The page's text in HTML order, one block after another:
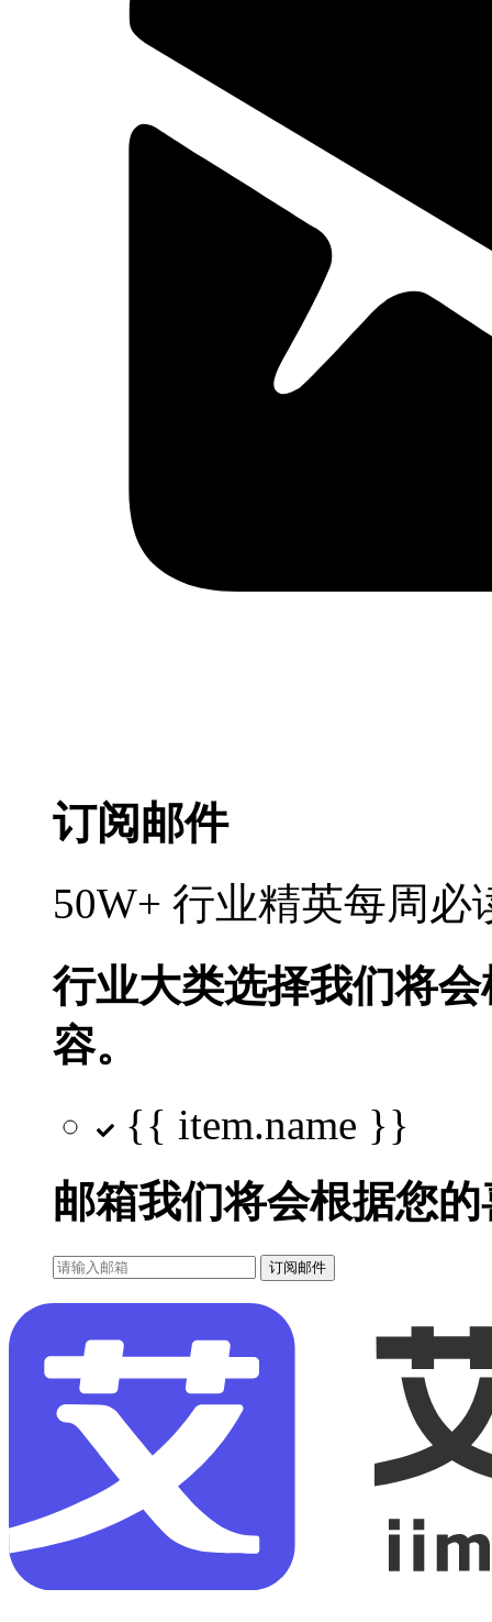
订阅邮件
50W+ 行业精英每周
行业大类选择我们将
容。
{{ item.name }}
邮箱我们将会根据您
订阅邮件